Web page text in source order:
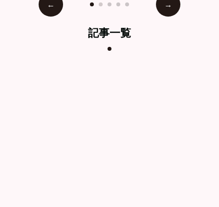
記事一覧